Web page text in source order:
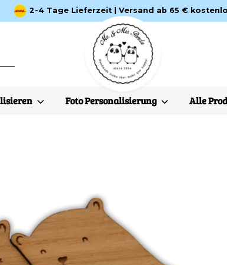
2-4 Tage Lieferzeit | Versand ab 65 €
Foto Personalisierung Alle